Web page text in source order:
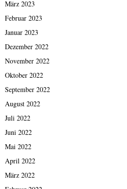
März 2023
Februar 2023
Januar 2023
Dezember 2022
November 2022
Oktober 2022
September 2022
August 2022
Juli 2022
Juni 2022
Mai 2022
April 2022
März 2022